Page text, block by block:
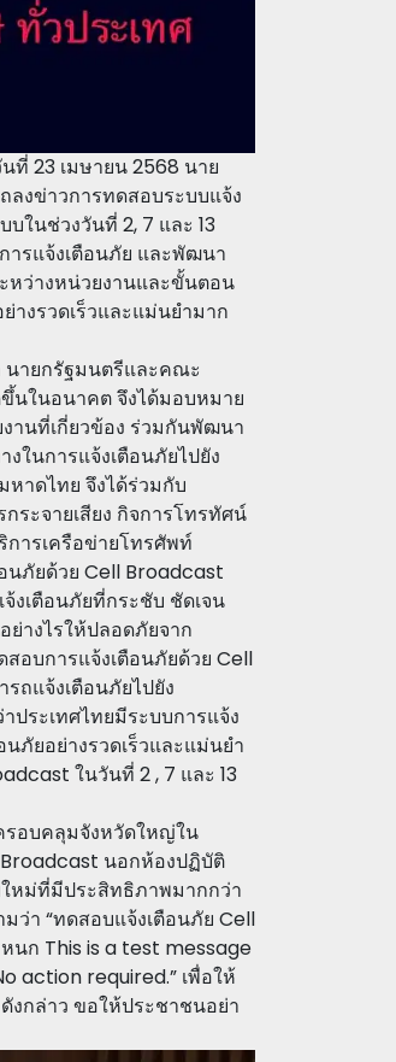
ที่ 23 เมษายน 2568 นาย
งข่าวการทดสอบระบบแจ้ง
ในช่วงวันที่ 2, 7 และ 13
รแจ้งเตือนภัย และพัฒนา
หว่างหน่วยงานและขั้นตอน
างรวดเร็วและแม่นยำมาก
นายกรัฐมนตรีและคณะ
นในอนาคต จึงได้มอบหมาย
านที่เกี่ยวข้อง ร่วมกันพัฒนา
ในการแจ้งเตือนภัยไปยัง
าดไทย จึงได้ร่วมกับ
ระจายเสียง กิจการโทรทัศน์
ารเครือข่ายโทรศัพท์
นภัยด้วย Cell Broadcast
งเตือนภัยที่กระชับ ชัดเจน
ย่างไรให้ปลอดภัยจาก
อบการแจ้งเตือนภัยด้วย Cell
ถแจ้งเตือนภัยไปยัง
ระเทศไทยมีระบบการแจ้ง
ภัยอย่างรวดเร็วและแม่นยำ
ในวันที่ 2 , 7 และ 13
รอบคลุมจังหวัดใหญ่ใน
นอกห้องปฏิบัติ
ใหม่ที่มีประสิทธิภาพมากกว่า
ว่า “ทดสอบแจ้งเตือนภัย Cell
นก This is a test message
action required.” เพื่อให้
งกล่าว ขอให้ประชาชนอย่า